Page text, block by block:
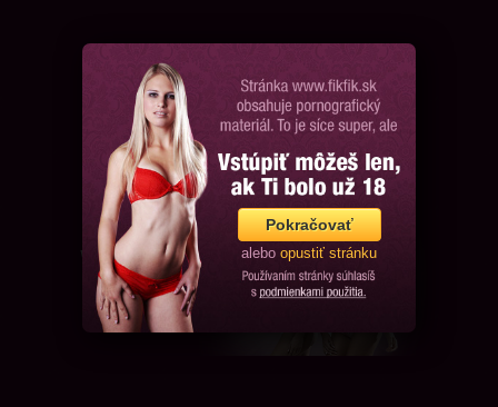
Chcem ďalšie videá, prosím
Pokračovať
alebo opustiť stránku